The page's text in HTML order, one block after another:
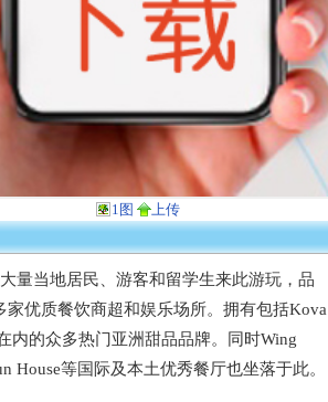
1图 上传
量当地居民、游客和留学生来此游玩，品
优质餐饮商超和娱乐场所。拥有包括Kova
内的众多热门亚洲甜品品牌。同时Wing
House等国际及本土优秀餐厅也坐落于此。